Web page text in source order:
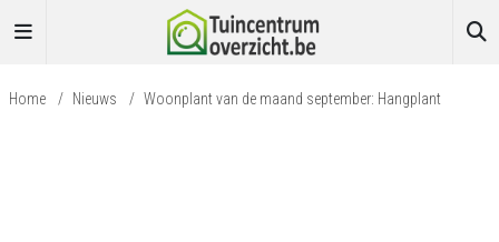
Home / Nieuws / Woonplant van de maand september: Hangplant